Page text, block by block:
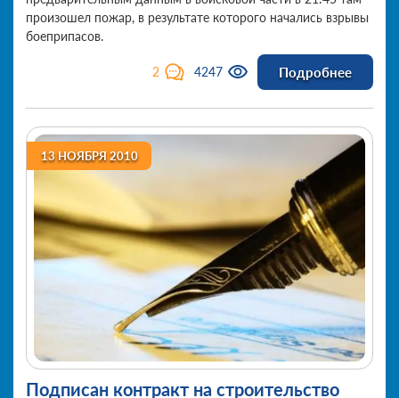
произошел пожар, в результате которого начались взрывы
боеприпасов.
2 4247 Подробнее
13 НОЯБРЯ 2010
Подписан контракт на строительство